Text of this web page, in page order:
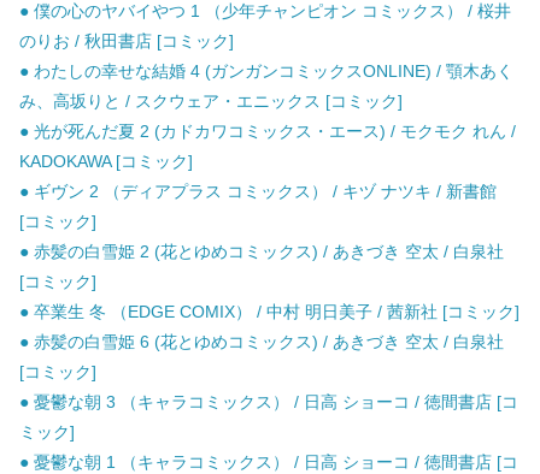
● 僕の心のヤバイやつ 1 （少年チャンピオン コミックス） / 桜井
のりお / 秋田書店 [コミック]
● わたしの幸せな結婚 4 (ガンガンコミックスONLINE) / 顎木あく
み、高坂りと / スクウェア・エニックス [コミック]
● 光が死んだ夏 2 (カドカワコミックス・エース) / モクモク れん /
KADOKAWA [コミック]
● ギヴン 2 （ディアプラス コミックス） / キヅ ナツキ / 新書館
[コミック]
● 赤髪の白雪姫 2 (花とゆめコミックス) / あきづき 空太 / 白泉社
[コミック]
● 卒業生 冬 （EDGE COMIX） / 中村 明日美子 / 茜新社 [コミック]
● 赤髪の白雪姫 6 (花とゆめコミックス) / あきづき 空太 / 白泉社
[コミック]
● 憂鬱な朝 3 （キャラコミックス） / 日高 ショーコ / 徳間書店 [コ
ミック]
● 憂鬱な朝 1 （キャラコミックス） / 日高 ショーコ / 徳間書店 [コ